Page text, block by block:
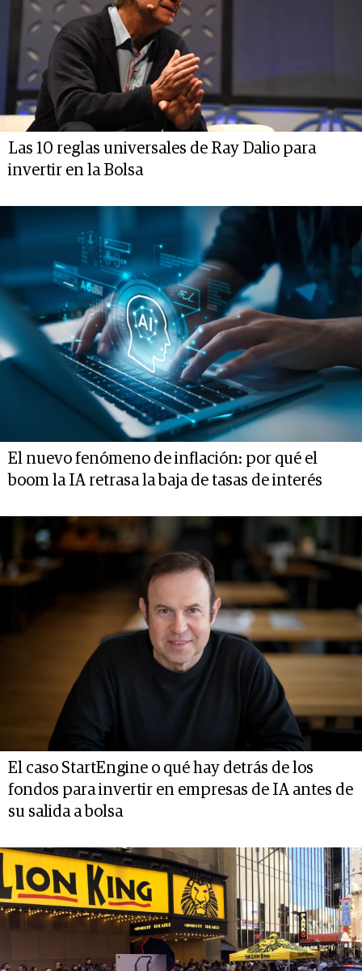
Las 10 reglas universales de Ray Dalio para
invertir en la Bolsa
El nuevo fenómeno de inflación: por qué el
boom la IA retrasa la baja de tasas de interés
El caso StartEngine o qué hay detrás de los
fondos para invertir en empresas de IA antes de
su salida a bolsa